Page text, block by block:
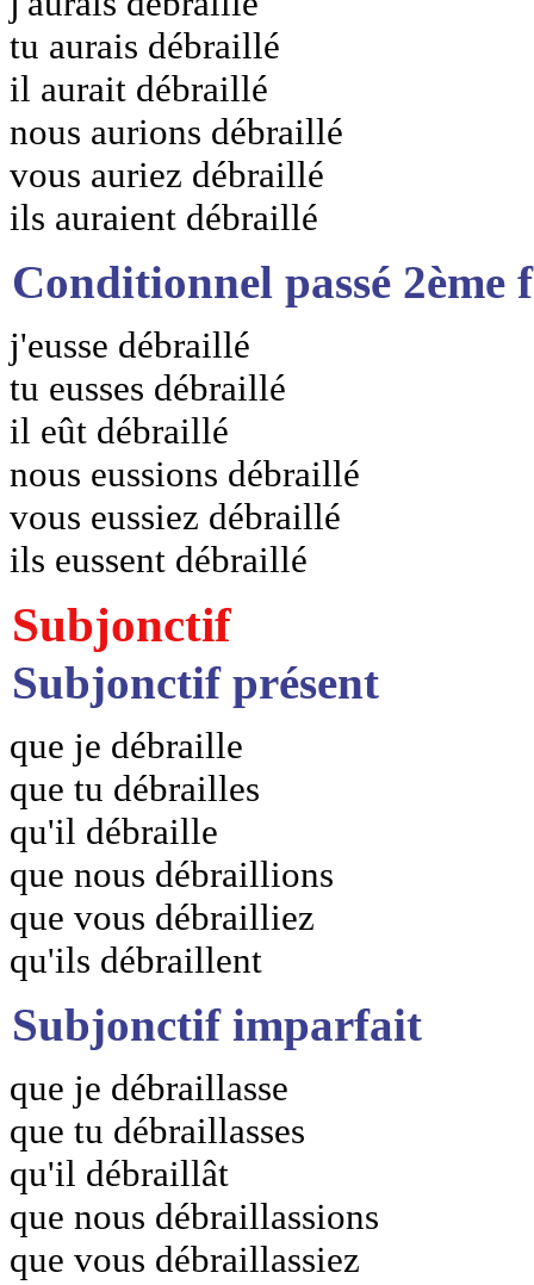
tu aurais débraillé
il aurait débraillé
nous aurions débraillé
vous auriez débraillé
ils auraient débraillé
Conditionnel passé 2ème
j'eusse débraillé
tu eusses débraillé
il eût débraillé
nous eussions débraillé
vous eussiez débraillé
ils eussent débraillé
Subjonctif
Subjonctif présent
que je débraille
que tu débrailles
qu'il débraille
que nous débraillions
que vous débrailliez
qu'ils débraillent
Subjonctif imparfait
que je débraillasse
que tu débraillasses
qu'il débraillât
que nous débraillassions
que vous débraillassiez